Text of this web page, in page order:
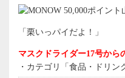
「栗いっパイだよ！」
マスクドライダー17号から
・カテゴリ「食品・ドリン